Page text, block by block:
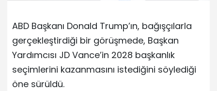
ABD Başkanı Donald Trump’ın, bağışçılarla
gerçekleştirdiği bir görüşmede, Başkan
Yardımcısı JD Vance’in 2028 başkanlık
seçimlerini kazanmasını istediğini söylediği
öne sürüldü.